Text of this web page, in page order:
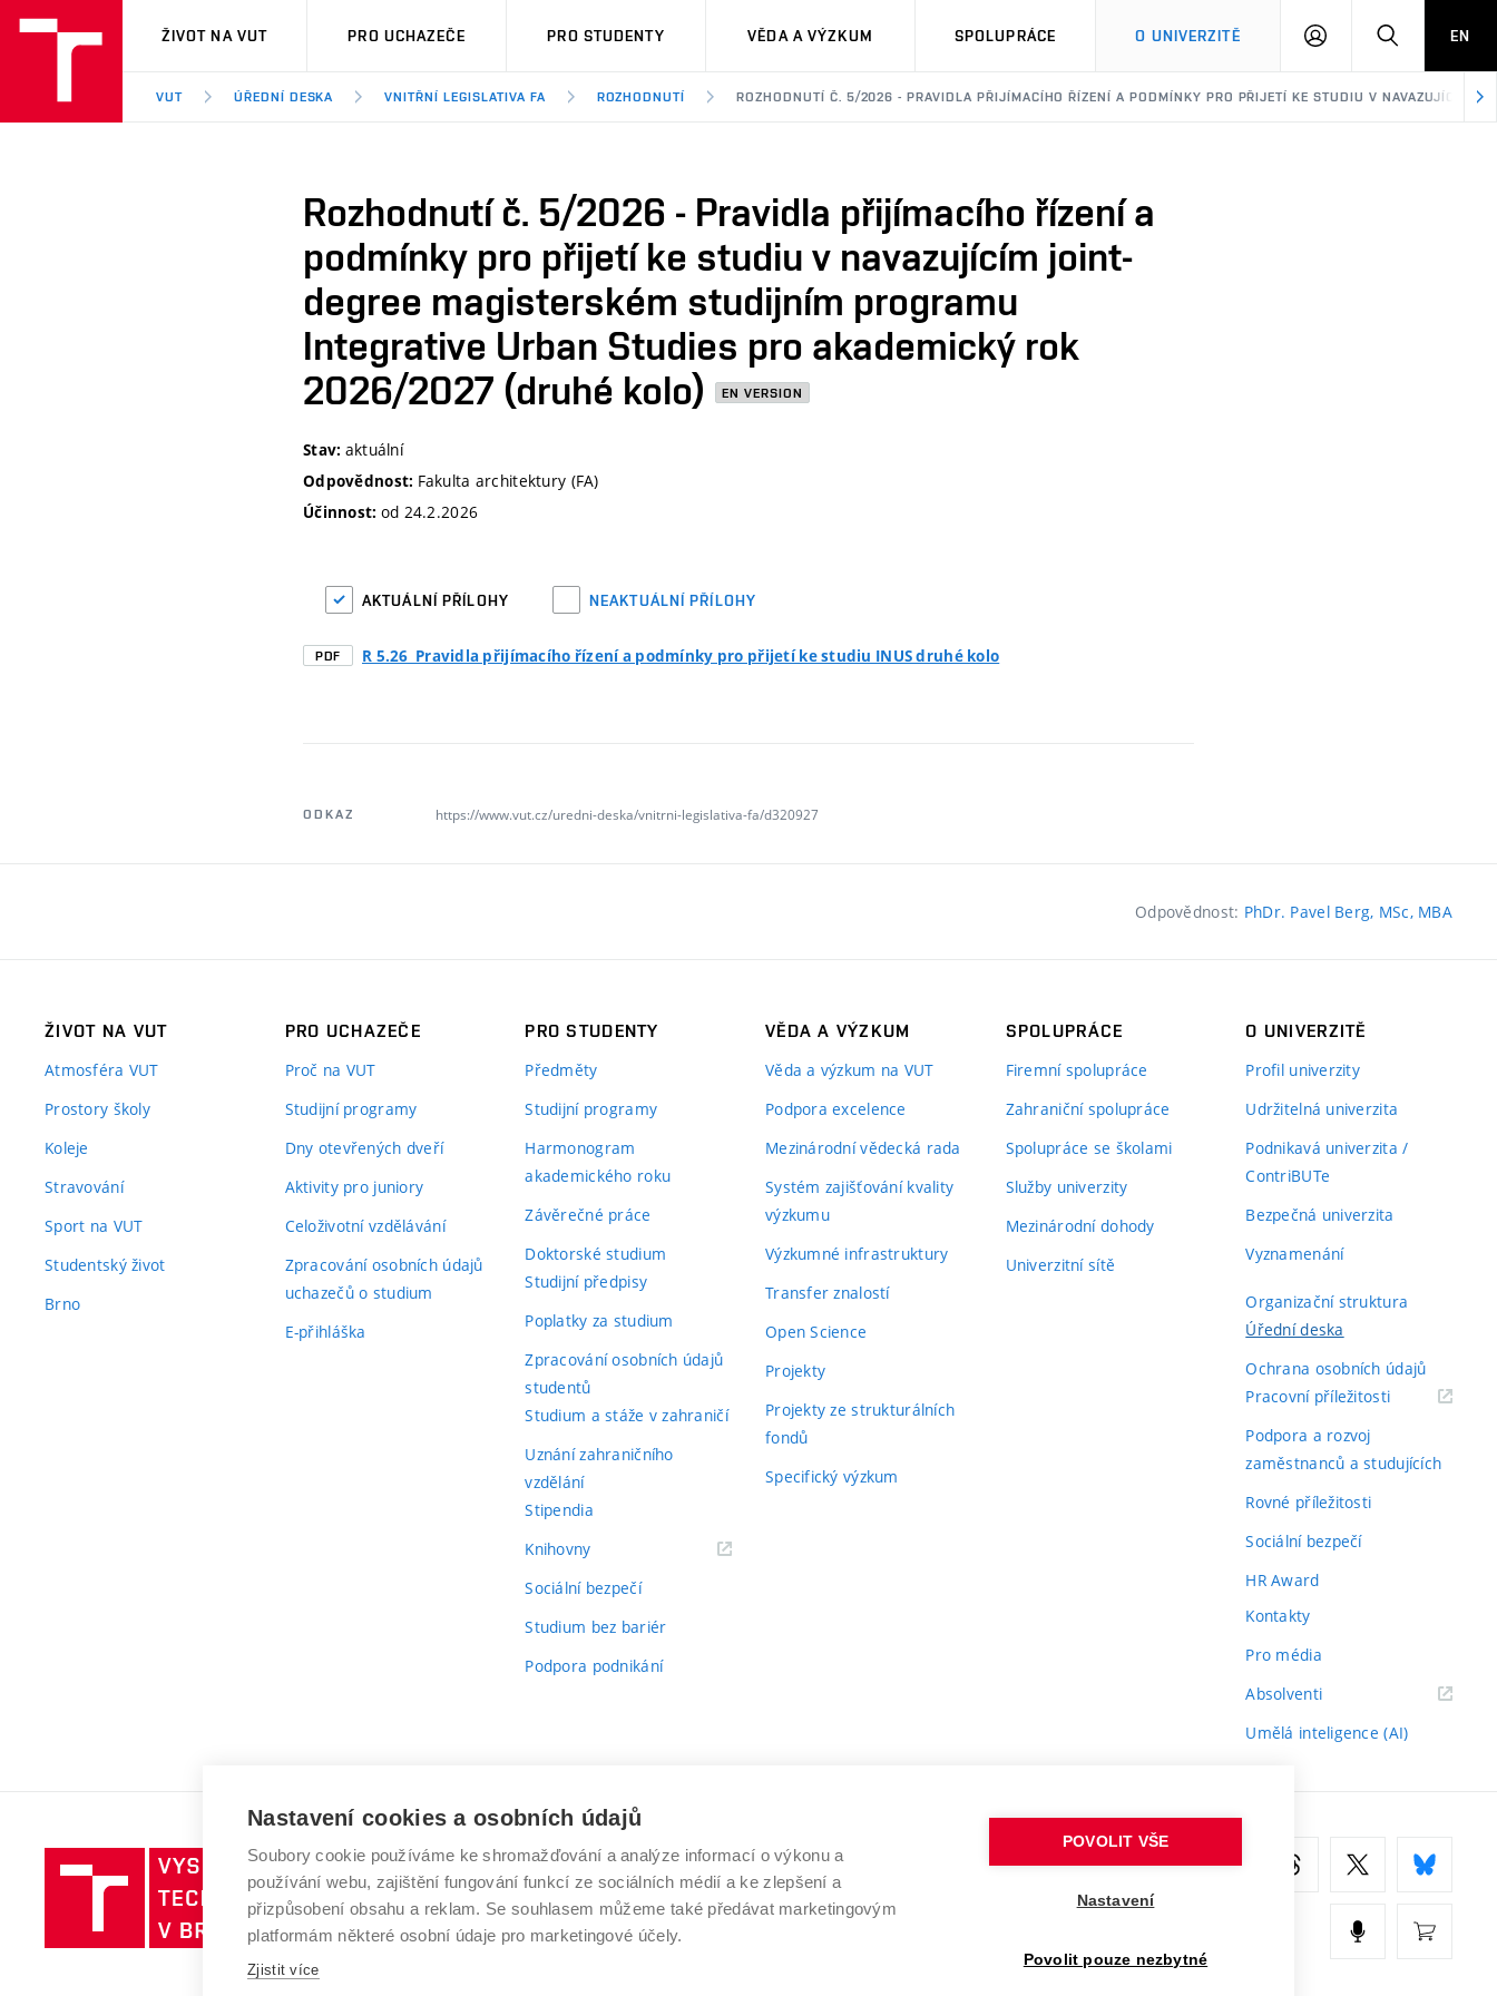
VUT
ŽIVOT NA VUT PRO UCHAZEČE PRO STUDENTY VĚDA A VÝZKUM SPOLUPRÁCE O UNIVERZITĚ
PŘIHLÁSIT HLEDATEN
VUT ÚŘEDNÍ DESKA VNITŘNÍ LEGISLATIVA FA ROZHODNUTÍ ROZHODNUTÍ Č. 5/2026 - PRAVIDLA PŘIJÍMACÍHO ŘÍZENÍ A PODMÍNKY PRO PŘIJETÍ KE STUDIU V NAVAZUJÍCÍM
Rozhodnutí č. 5/2026 - Pravidla přijímacího řízení a
podmínky pro přijetí ke studiu v navazujícím joint-
degree magisterském studijním programu
Integrative Urban Studies pro akademický rok
2026/2027 (druhé kolo)
EN VERSION
Stav: aktuální
Odpovědnost: Fakulta architektury (FA)
Účinnost: od 24.2.2026
AKTUÁLNÍ PŘÍLOHY NEAKTUÁLNÍ PŘÍLOHY
PDF R 5.26_Pravidla přijímacího řízení a podmínky pro přijetí ke studiu INUS druhé kolo
ODKAZ https://www.vut.cz/uredni-deska/vnitrni-legislativa-fa/d320927
Odpovědnost: PhDr. Pavel Berg, MSc, MBA
ŽIVOT NA VUT
Atmosféra VUT
Prostory školy
Koleje
Stravování
Sport na VUT
Studentský život
Brno
PRO UCHAZEČE
Proč na VUT
Studijní programy
Dny otevřených dveří
Aktivity pro juniory
Celoživotní vzdělávání
Zpracování osobních údajů
uchazečů o studium
E-přihláška
PRO STUDENTY
Předměty
Studijní programy
Harmonogram
akademického roku
Závěrečné práce
Doktorské studium
Studijní předpisy
Poplatky za studium
Zpracování osobních údajů
studentů
Studium a stáže v zahraničí
Uznání zahraničního
vzdělání
Stipendia
Knihovny(externí
Sociální bezpečí
Studium bez bariér
Podpora podnikání
VĚDA A VÝZKUM
Věda a výzkum na VUT
Podpora excelence
Mezinárodní vědecká rada
Systém zajišťování kvality
výzkumu
Výzkumné infrastruktury
Transfer znalostí
Open Science
Projekty
Projekty ze strukturálních
fondů
Specifický výzkum
SPOLUPRÁCE
Firemní spolupráce
Zahraniční spolupráce
Spolupráce se školami
Služby univerzity
Mezinárodní dohody
Univerzitní sítě
O UNIVERZITĚ
Profil univerzity
Udržitelná univerzita
Podnikavá univerzita /
ContriBUTe
Bezpečná univerzita
Vyznamenání
Organizační struktura
Úřední deska
Ochrana osobních údajů
Pracovní příležitosti(externí
Podpora a rozvoj
zaměstnanců a studujících
Rovné příležitosti
Sociální bezpečí
HR Award
Kontakty
Pro média
Absolventi(externí
Umělá inteligence (AI)
Vysoké
učení
technické
v
VYSOKÉ UČENÍ TECHNICKÉ V BRNĚ
Antonínská 548/1
602 00 Brno
www.vut.cz
Nastavení cookies a osobních údajů
Soubory cookie používáme ke shromažďování a analýze informací o výkonu a
používání webu, zajištění fungování funkcí ze sociálních médií a ke zlepšení a
přizpůsobení obsahu a reklam. Se souhlasem můžeme také předávat marketingovým
platformám některé osobní údaje pro marketingové účely.
Zjistit více
POVOLIT VŠE
Nastavení
Povolit pouze nezbytné